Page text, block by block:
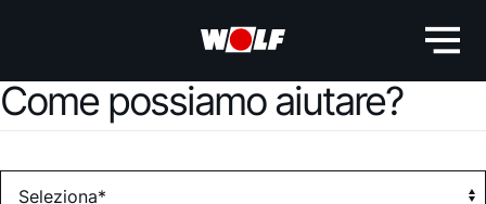
Come possiamo aiutare?